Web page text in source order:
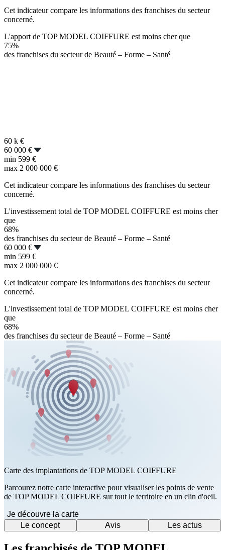
Cet indicateur compare les informations des franchises du secteur
concerné.
L'apport de TOP MODEL COIFFURE est moins cher que
75%
des franchises du secteur de Beauté – Forme – Santé
60 k €
60 000 €
min 599 €
max 2 000 000 €
Cet indicateur compare les informations des franchises du secteur
concerné.
L'investissement total de TOP MODEL COIFFURE est moins cher
que
68%
des franchises du secteur de Beauté – Forme – Santé
60 000 €
min 599 €
max 2 000 000 €
Cet indicateur compare les informations des franchises du secteur
concerné.
L'investissement total de TOP MODEL COIFFURE est moins cher
que
68%
des franchises du secteur de Beauté – Forme – Santé
Carte des implantations de TOP MODEL COIFFURE
Parcourez notre carte interactive pour visualiser les points de vente
de TOP MODEL COIFFURE sur tout le territoire en un clin d'oeil.
Je découvre la carte
Le concept
Avis Les actus